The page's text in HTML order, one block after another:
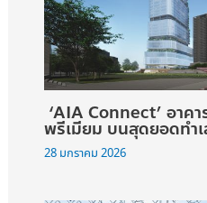
‘AIA Connect’ อาค
พรีเมียม บนสุดยอดทำ
28 มกราคม 2026